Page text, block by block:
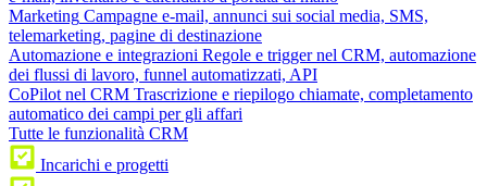
Marketing Campagne e-mail, annunci sui social media, SMS,
telemarketing, pagine di destinazione
Automazione e integrazioni Regole e trigger nel CRM, automazione
dei flussi di lavoro, funnel automatizzati, API
CoPilot nel CRM Trascrizione e riepilogo chiamate, completamento
automatico dei campi per gli affari
Tutte le funzionalità CRM
Incarichi e progetti